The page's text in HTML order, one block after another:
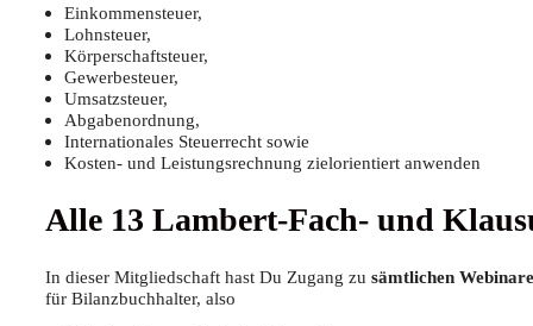
Ein­kom­men­steu­er,
Lohn­steu­er,
Kör­per­schaft­steu­er,
Gewer­be­steu­er,
Umsatz­steu­er,
Abga­ben­ord­nung,
Inter­na­tio­na­les Steu­er­recht sowie
Kos­ten- und Leis­tungs­rech­nung ziel­ori­en­tiert anwenden
Alle 13 Lam­bert-Fach- und
In die­ser Mit­glied­schaft hast Du Zugang zu sämt­li­chen
für Bilanz­buch­hal­ter, also